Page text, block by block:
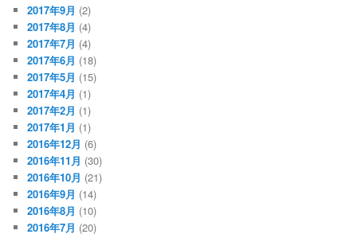
2017年9月 (2)
2017年8月 (4)
2017年7月 (4)
2017年6月 (18)
2017年5月 (15)
2017年4月 (1)
2017年2月 (1)
2017年1月 (1)
2016年12月 (6)
2016年11月 (30)
2016年10月 (21)
2016年9月 (14)
2016年8月 (10)
2016年7月 (20)